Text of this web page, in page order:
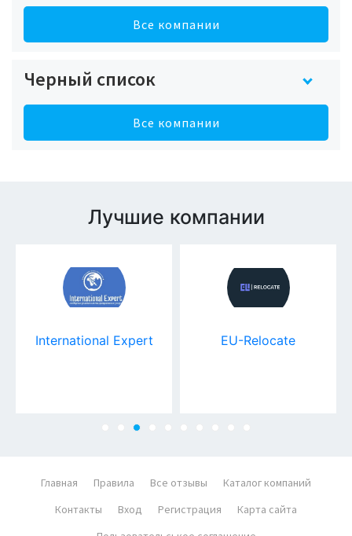
Все компании
Черный список
Все компании
Лучшие компании
International Expert EU-Relocate
Главная Правила Все отзывы
Каталог компаний
Контакты
Вход Регистрация
Карта сайта